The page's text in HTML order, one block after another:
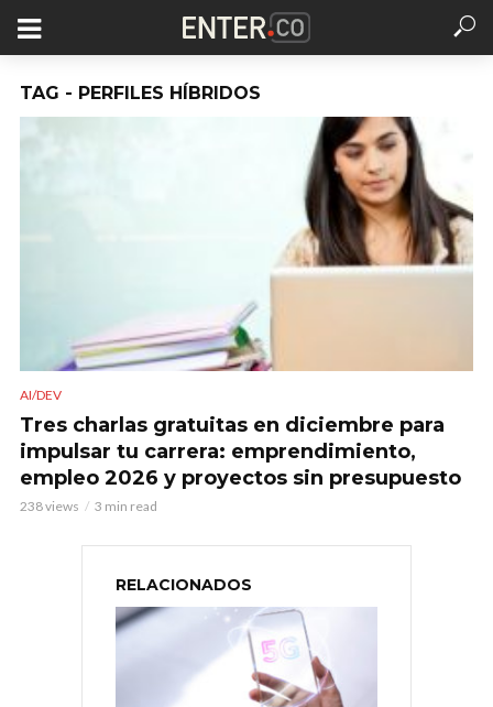
TAG - PERFILES HÍBRIDOS
AI/DEV
Tres charlas gratuitas en diciembre para
impulsar tu carrera: emprendimiento,
empleo 2026 y proyectos sin presupuesto
238 views 3 min read
RELACIONADOS